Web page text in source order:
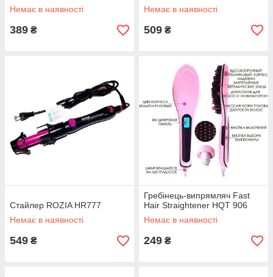
Немає в наявності
389 ₴
Немає в наявності
509 ₴
Стайлер ROZIA HR777
Немає в наявності
549 ₴
Гребінець-випрямляч Fast
Hair Straightener HQT 906
Немає в наявності
249 ₴